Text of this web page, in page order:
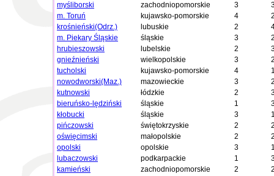
myśliborski
zachodniopomorskie 3
m. Toruń
kujawsko-pomorskie 4
krośnieński(Odrz.)
lubuskie 2
m. Piekary Śląskie
śląskie 3
hrubieszowski
lubelskie 2
gnieźnieński
wielkopolskie 3
tucholski
kujawsko-pomorskie 4
nowodworski(Maz.)
mazowieckie 3
kutnowski
łódzkie 2
bieruńsko-lędziński
śląskie 1
kłobucki
śląskie 3
pińczowski
świętokrzyskie 2
oświęcimski
małopolskie 2
opolski
opolskie 3
lubaczowski
podkarpackie 1
kamieński
zachodniopomorskie 2